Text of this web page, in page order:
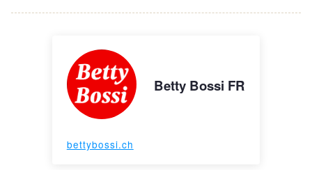
Betty Bossi FR
bettybossi.ch